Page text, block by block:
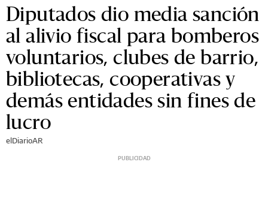
Diputados dio media sanción
al alivio fiscal para bomberos
voluntarios, clubes de barrio,
bibliotecas, cooperativas y
demás entidades sin fines de
lucro
elDiarioAR